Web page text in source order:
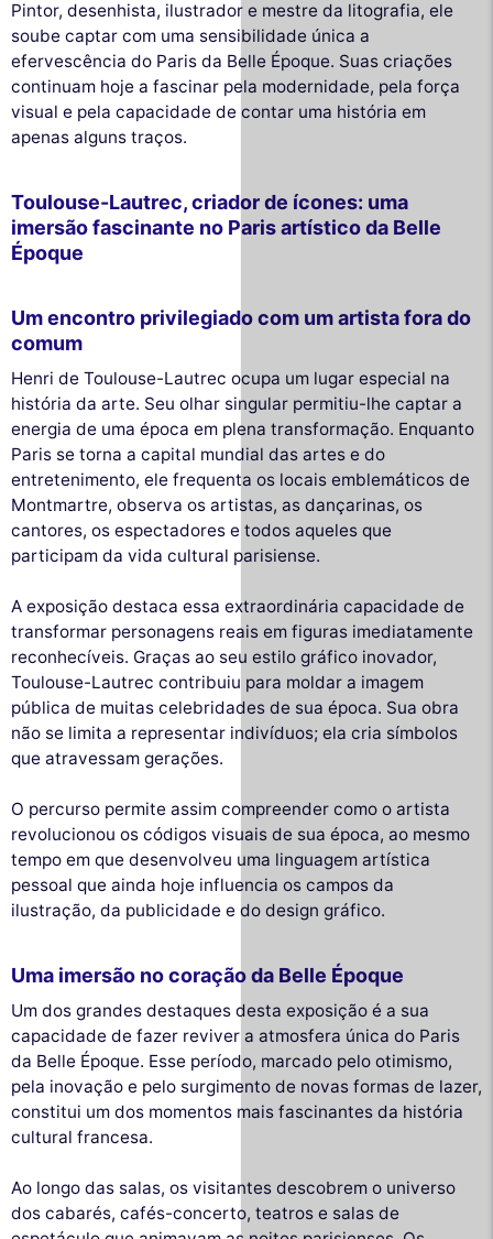
Pintor, desenhista, ilustrador e mestre da litografia, ele
soube captar com uma sensibilidade única a
efervescência do Paris da Belle Époque. Suas criações
continuam hoje a fascinar pela modernidade, pela força
visual e pela capacidade de contar uma história em
apenas alguns traços.
Toulouse-Lautrec, criador de ícones: uma
imersão fascinante no Paris artístico da Belle
Époque
Um encontro privilegiado com um artista fora do
comum
Henri de Toulouse-Lautrec ocupa um lugar especial na
história da arte. Seu olhar singular permitiu-lhe captar a
energia de uma época em plena transformação. Enquanto
Paris se torna a capital mundial das artes e do
entretenimento, ele frequenta os locais emblemáticos de
Montmartre, observa os artistas, as dançarinas, os
cantores, os espectadores e todos aqueles que
participam da vida cultural parisiense.
A exposição destaca essa extraordinária capacidade de
transformar personagens reais em figuras imediatamente
reconhecíveis. Graças ao seu estilo gráfico inovador,
Toulouse-Lautrec contribuiu para moldar a imagem
pública de muitas celebridades de sua época. Sua obra
não se limita a representar indivíduos; ela cria símbolos
que atravessam gerações.
O percurso permite assim compreender como o artista
revolucionou os códigos visuais de sua época, ao mesmo
tempo em que desenvolveu uma linguagem artística
pessoal que ainda hoje influencia os campos da
ilustração, da publicidade e do design gráfico.
Uma imersão no coração da Belle Époque
Um dos grandes destaques desta exposição é a sua
capacidade de fazer reviver a atmosfera única do Paris
da Belle Époque. Esse período, marcado pelo otimismo,
pela inovação e pelo surgimento de novas formas de lazer,
constitui um dos momentos mais fascinantes da história
cultural francesa.
Ao longo das salas, os visitantes descobrem o universo
dos cabarés, cafés-concerto, teatros e salas de